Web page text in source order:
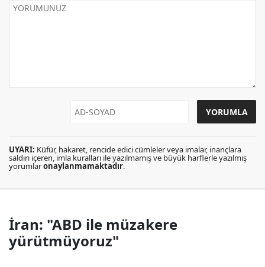
UYARI: Küfür, hakaret, rencide edici cümleler veya imalar, inançlara
saldırı içeren, imla kuralları ile yazılmamış ve büyük harflerle yazılmış
yorumlaronaylanmamaktadır.
İran: "ABD ile müzakere
yürütmüyoruz"